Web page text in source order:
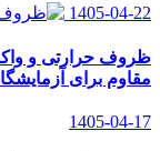
1405-04-22
ظروف حرارتی و
مقاوم برای
1405-04-17